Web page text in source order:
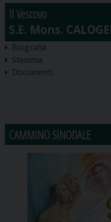
Il Vescovo
Biografia
Stemma
Documenti
CAMMINO SINODALE